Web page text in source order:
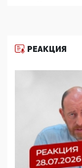
11:53, 09 Июня 2026
деятельность
повестку в
09:43, 01 Июня 2026
5G за счет
отобрать у
защищать жилые
05:58, 26 Мая 2026
Роскомнадзор
РЕАКЦИЯ